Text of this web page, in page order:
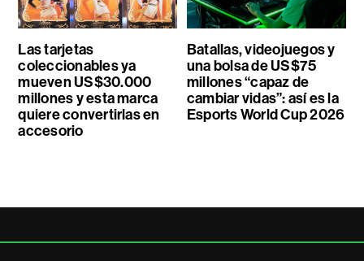
Las tarjetas
coleccionables ya
mueven US$30.000
millones y esta marca
quiere convertirlas en
accesorio
Batallas, videojuegos y
una bolsa de US$75
millones “capaz de
cambiar vidas”: así es la
Esports World Cup 2026